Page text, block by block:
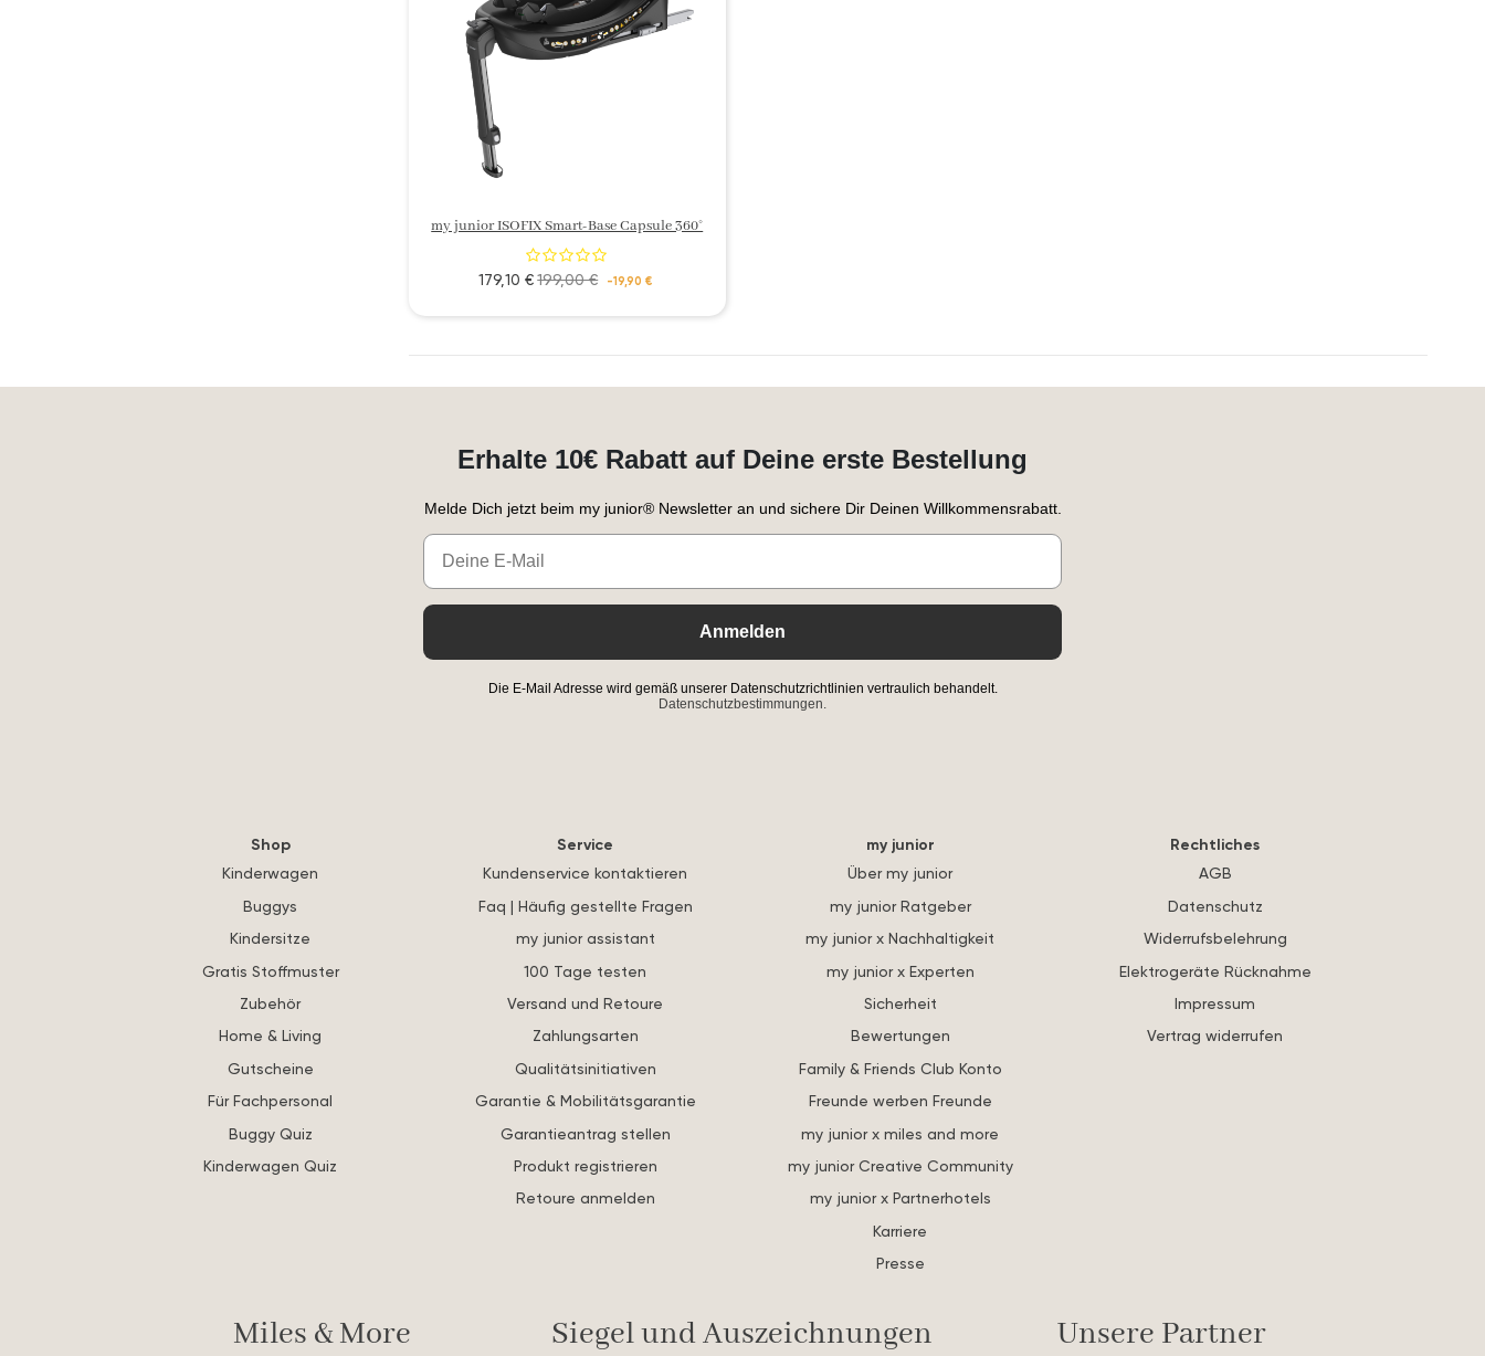
my junior ISOFIX Smart-Base Capsule 360°
179,10 € 199,00 € -19,90 €
Erhalte 10€ Rabatt auf Deine erste Bestellung
Melde Dich jetzt beim my junior® Newsletter an und sichere Dir Deinen Willkommensrabatt.
Email
Anmelden
Die E-Mail Adresse wird gemäß unserer Datenschutzrichtlinien vertraulich behandelt.
Datenschutzbestimmungen.
Shop
Kinderwagen
Buggys
Kindersitze
Gratis Stoffmuster
Zubehör
Home & Living
Gutscheine
Für Fachpersonal
Buggy Quiz
Kinderwagen Quiz
Service
Kundenservice kontaktieren
Faq | Häufig gestellte Fragen
my junior assistant
100 Tage testen
Versand und Retoure
Zahlungsarten
Qualitätsinitiativen
Garantie & Mobilitätsgarantie
Garantieantrag stellen
Produkt registrieren
Retoure anmelden
my junior
Über my junior
my junior Ratgeber
my junior x Nachhaltigkeit
my junior x Experten
Sicherheit
Bewertungen
Family & Friends Club Konto
Freunde werben Freunde
my junior x miles and more
my junior Creative Community
my junior x Partnerhotels
Karriere
Presse
Rechtliches
AGB
Datenschutz
Widerrufsbelehrung
Elektrogeräte Rücknahme
Impressum
Vertrag widerrufen
Miles & More Siegel und Auszeichnungen Unsere Partner